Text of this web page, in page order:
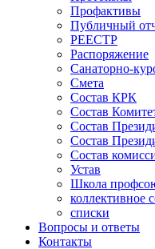
Профактивы
Публичный
РЕЕСТР
Распоряжение
Санаторно-
Смета
Состав КРК
Состав
Состав
Состав
Состав
Устав
Школа
коллективное
списки
Вопросы и ответы
Контакты